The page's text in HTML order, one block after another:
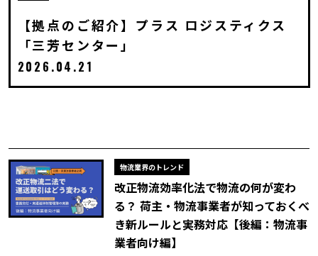
【拠点のご紹介】プラス ロジスティクス
「三芳センター」
2026.04.21
物流業界のトレンド
改正物流効率化法で物流の何が変わ
る？ 荷主・物流事業者が知っておくべ
き新ルールと実務対応【後編：物流事
業者向け編】